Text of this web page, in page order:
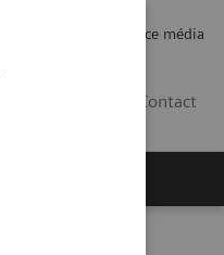
Espace média
Contact